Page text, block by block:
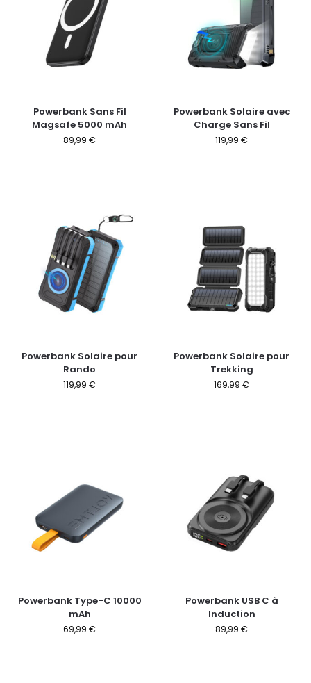
Powerbank Sans Fil
Magsafe 5000 mAh
89,99 €
Powerbank Solaire avec
Charge Sans Fil
119,99 €
Powerbank Solaire pour
Rando
119,99 €
Powerbank Solaire pour
Trekking
169,99 €
Powerbank Type-C 10000
mAh
69,99 €
Powerbank USB C à
Induction
89,99 €